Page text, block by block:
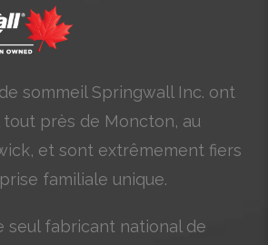
sommeil Springwall Inc. ont
tout près de Moncton, au
et sont extrêmement fiers
familiale unique.
seul fabricant national de